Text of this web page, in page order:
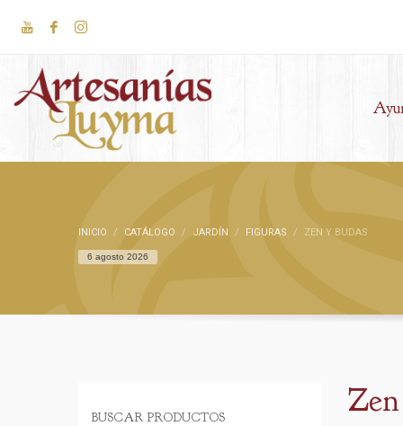
INICIO CATÁLOGO JARDÍN FIGURAS ZEN Y BUDAS
6 agosto 2026
BUSCAR PRODUCTOS